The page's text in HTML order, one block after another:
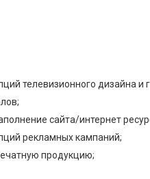
телевизионного дизайна
сайта/интернет
рекламных кампаний;
продукцию;